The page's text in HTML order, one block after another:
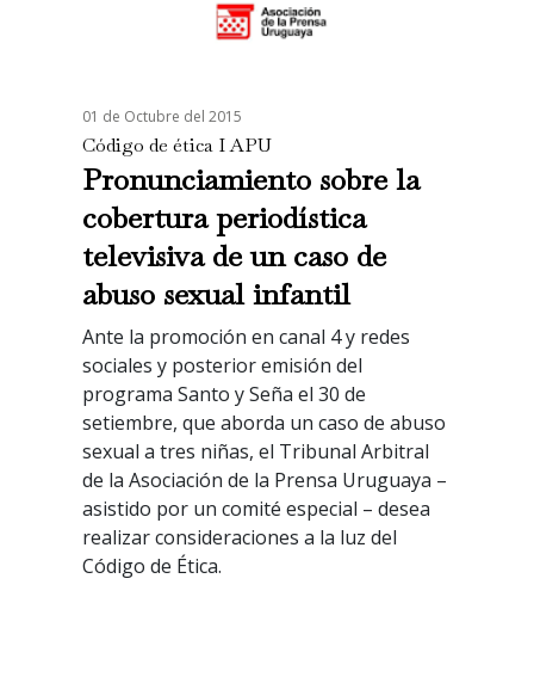
01 de Octubre del 2015
Código de ética I APU
Pronunciamiento sobre la
cobertura periodística
televisiva de un caso de
abuso sexual infantil
Ante la promoción en canal 4 y redes
sociales y posterior emisión del
programa Santo y Seña el 30 de
setiembre, que aborda un caso de abuso
sexual a tres niñas, el Tribunal Arbitral
de la Asociación de la Prensa Uruguaya –
asistido por un comité especial – desea
realizar consideraciones a la luz del
Código de Ética.